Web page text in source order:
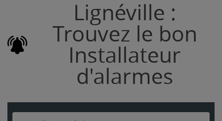
Lignéville :
Trouvez le bon
Installateur
d'alarmes